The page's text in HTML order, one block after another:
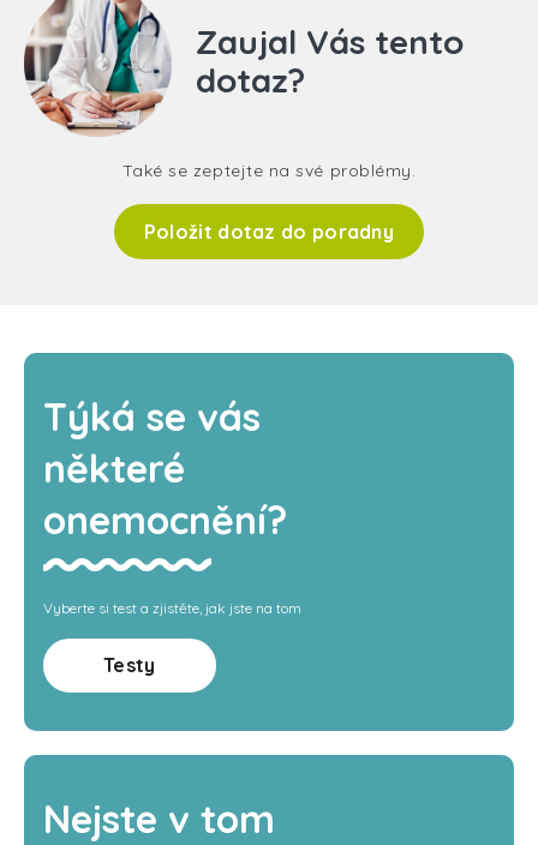
Zaujal Vás tento
dotaz?
Také se zeptejte na své problémy.
Položit dotaz do poradny
Týká se vás
některé
onemocnění?
Vyberte si test a zjistěte, jak jste na tom
Testy
Nejste v tom